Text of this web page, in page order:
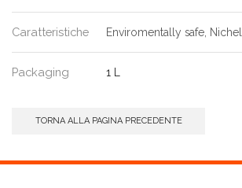
Caratteristiche Enviromentally safe,
Packaging 1 L
TORNA ALLA PAGINA PRECEDENTE